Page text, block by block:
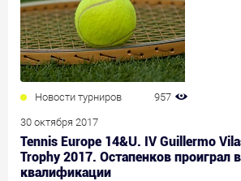
Новости турниров 957
30 октября 2017
Tennis Europe 14&U. IV Guillermo
Trophy 2017. Остапенков проиграл
квалификации